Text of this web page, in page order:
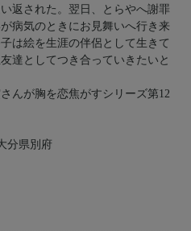
返された。翌日、とらやへ謝罪
病気のときにお見舞いへ行き来
は絵を生涯の伴侶として生きて
達としてつき合っていきたいと
んが胸を恋焦がすシリーズ第12
分県別府